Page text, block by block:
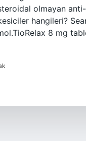
olmayan
hangileri?
8 mg